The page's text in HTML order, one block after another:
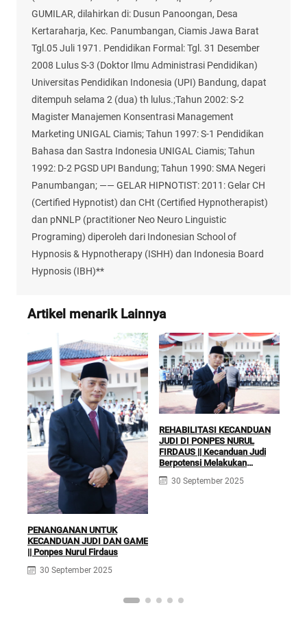
GUMILAR, dilahirkan di: Dusun Panoongan, Desa
Kertaraharja, Kec. Panumbangan, Ciamis Jawa Barat
Tgl.05 Juli 1971. Pendidikan Formal: Tgl. 31 Desember
2008 Lulus S-3 (Doktor Ilmu Administrasi Pendidikan)
Universitas Pendidikan Indonesia (UPI) Bandung, dapat
ditempuh selama 2 (dua) th lulus.;Tahun 2002: S-2
Magister Manajemen Konsentrasi Management
Marketing UNIGAL Ciamis; Tahun 1997: S-1 Pendidikan
Bahasa dan Sastra Indonesia UNIGAL Ciamis; Tahun
1992: D-2 PGSD UPI Bandung; Tahun 1990: SMA Negeri
Panumbangan; —— GELAR HIPNOTIST: 2011: Gelar CH
(Certified Hypnotist) dan CHt (Certified Hypnotherapist)
dan pNNLP (practitioner Neo Neuro Linguistic
Programing) diperoleh dari Indonesian School of
Hypnosis & Hypnotherapy (ISHH) dan Indonesia Board
Hypnosis (IBH)**
Artikel menarik Lainnya
PENANGANAN UNTUK
KECANDUAN JUDI DAN GAME
|| Ponpes Nurul Firdaus
30 September 2025
REHABILITASI KECANDUAN
JUDI DI PONPES NURUL
FIRDAUS || Kecanduan Judi
Berpotensi Melakukan
30 September 2025